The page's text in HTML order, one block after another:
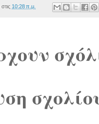
στις 10:28 π.μ.